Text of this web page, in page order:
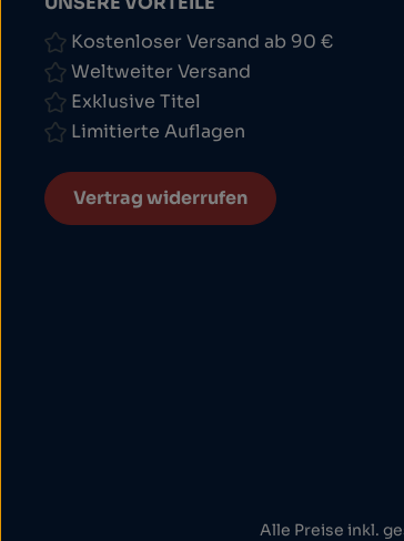
Kostenloser Versand ab 90 €
Weltweiter Versand
Exklusive Titel
Limitierte Auflagen
Vertrag widerrufen
Alle Preise inkl.